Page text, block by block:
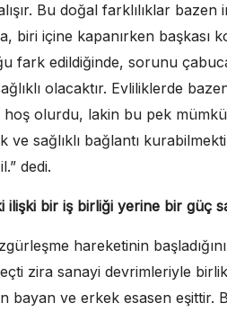
Bu doğal farklılıklar
biri içine kapanırken başkası
fark edildiğinde, sorunu
olacaktır. Evliliklerde
hoş olurdu, lakin bu pek
ve sağlıklı bağlantı
dedi.
ilişki bir iş birliği yerine bir güç
hareketinin
zira sanayi devrimleriyle
bayan ve erkek esasen